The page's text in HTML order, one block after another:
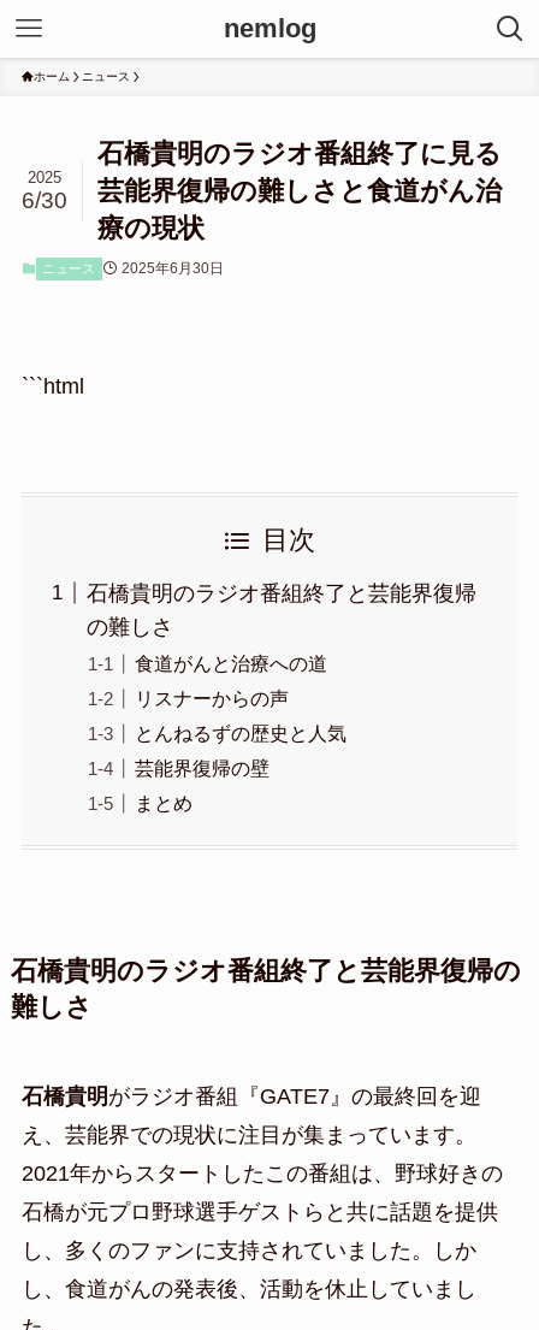
nemlog
ホーム ニュース
石橋貴明のラジオ番組終了に見る
芸能界復帰の難しさと食道がん治
療の現状
2025
6/30
ニュース 2025年6月30日
```html
目次
石橋貴明のラジオ番組終了と芸能界復帰
の難しさ
食道がんと治療への道
リスナーからの声
とんねるずの歴史と人気
芸能界復帰の壁
まとめ
石橋貴明のラジオ番組終了と芸能界復帰の
難しさ
石橋貴明 がラジオ番組『GATE7』の最終回を迎
え、芸能界での現状に注目が集まっています。
2021年からスタートしたこの番組は、野球好きの
石橋が元プロ野球選手ゲストらと共に話題を提供
し、多くのファンに支持されていました。しか
し、食道がんの発表後、活動を休止していまし